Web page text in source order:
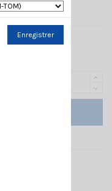
ce produit est 8.
Enregistrer